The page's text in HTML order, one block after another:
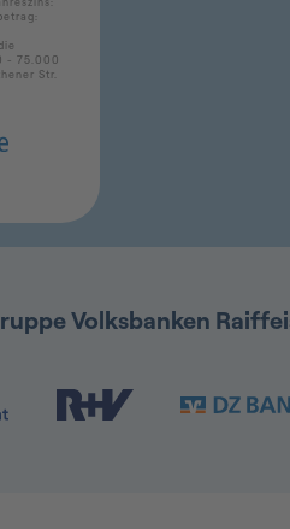
Volksbanken